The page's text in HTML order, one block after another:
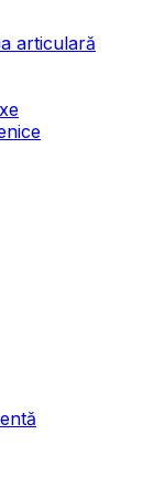
articulară